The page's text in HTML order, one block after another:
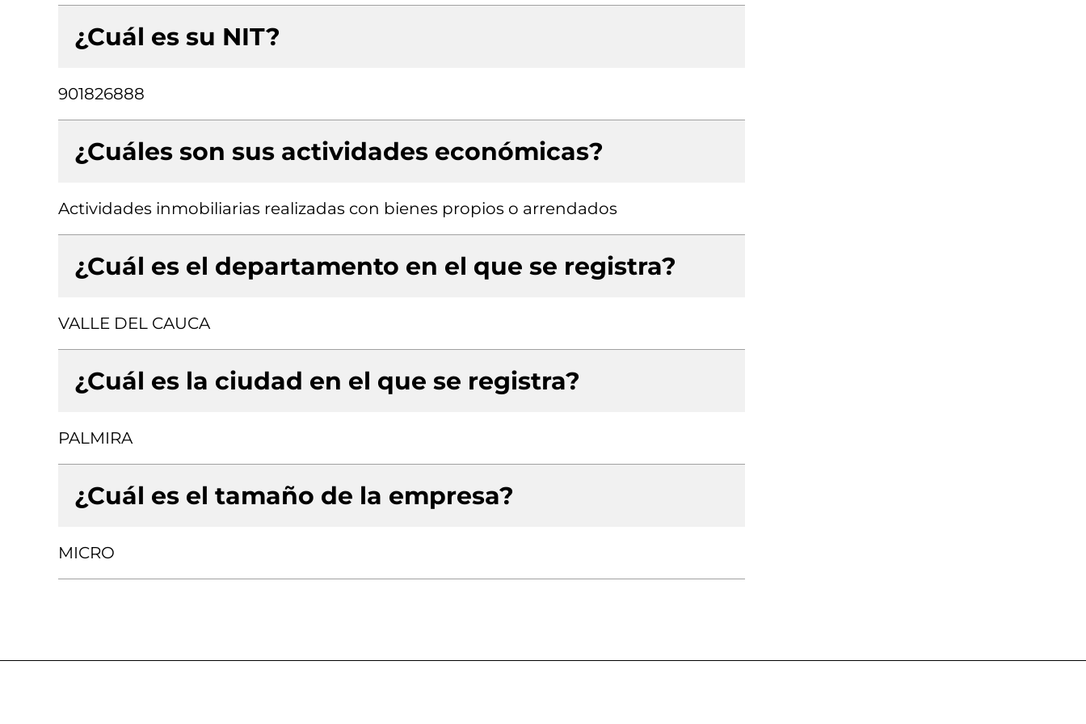
¿Cuál es su NIT?
901826888
¿Cuáles son sus actividades económicas?
Actividades inmobiliarias realizadas con bienes propios o arrendados
¿Cuál es el departamento en el que se registra?
VALLE DEL CAUCA
¿Cuál es la ciudad en el que se registra?
PALMIRA
¿Cuál es el tamaño de la empresa?
MICRO